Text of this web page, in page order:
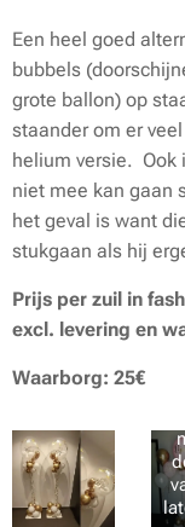
Een heel goed
bubbels
grote ballon) op
staander om er
helium versie. Ook
niet mee kan gaan
het geval is want
stukgaan als hij
Prijs per zuil in
excl. levering en
Waarborg: 25€